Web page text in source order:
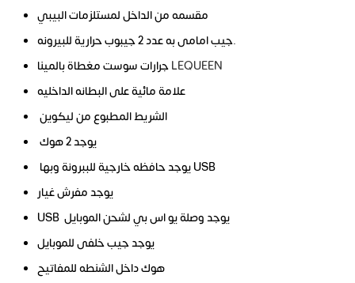
مقسمه من الداخل لمستلزمات البيبي
جيب امامى به عدد 2 جيبوب حرارية للبيرونه.
LEQUEEN
علامة مائية على البطانه الداخليه
الشريط المطبوع من ليكوين
يوجد 2 هوك
يوجد حافظه خارجية للببرونة وبها USB
يوجد مفرش غيار
USB يوجد وصلة يو اس بي لشحن الموبايل
يوجد جيب خلفى للموبايل
هوك داخل الشنطه للمفاتيح